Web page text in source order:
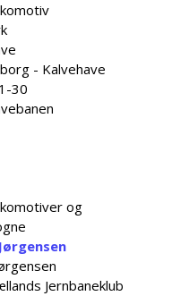
- Kalvehave
30
og
Jernbaneklub